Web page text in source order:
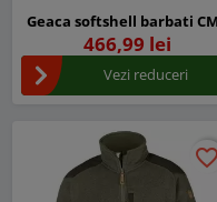
Geaca softshell barbati
466,99 lei
Vezi reduceri
favorite_border
favorite_border